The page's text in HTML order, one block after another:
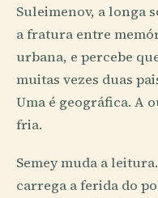
Suleimenov, a longa
a fratura entre
urbana, e percebe
muitas vezes duas
Uma é geográfica. A
fria.
Semey muda a
carrega a ferida do